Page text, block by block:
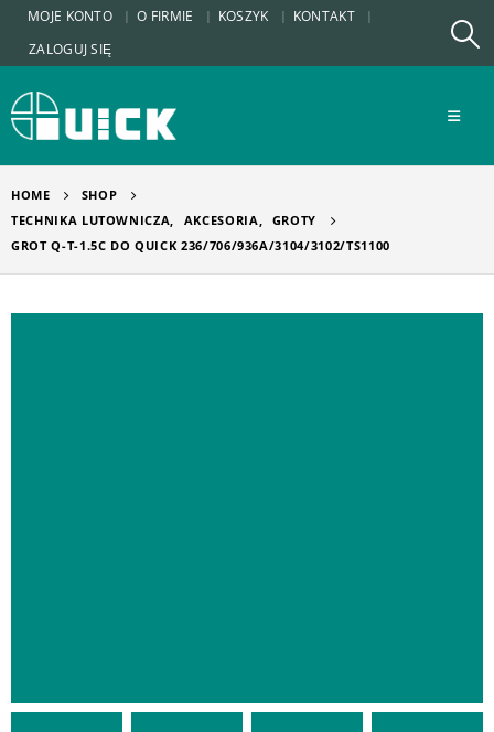
MOJE KONTO O FIRMIE KOSZYK
KONTAKT
ZALOGUJ SIĘ
HOME
SHOP
TECHNIKA LUTOWNICZA, AKCESORIA, GROTY
GROT Q-T-1.5C DO QUICK 236/706/936A/3104/3102/TS1100